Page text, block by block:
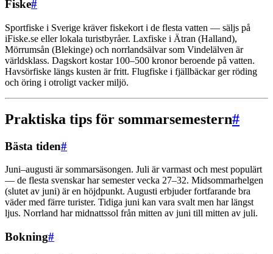
Fiske#
Sportfiske i Sverige kräver fiskekort i de flesta vatten — säljs på
iFiske.se eller lokala turistbyråer. Laxfiske i Ätran (Halland),
Mörrumsån (Blekinge) och norrlandsälvar som Vindelälven är
världsklass. Dagskort kostar 100–500 kronor beroende på vatten.
Havsörfiske längs kusten är fritt. Flugfiske i fjällbäckar ger röding
och öring i otroligt vacker miljö.
Praktiska tips för sommarsemestern#
Bästa tiden#
Juni–augusti är sommarsäsongen. Juli är varmast och mest populärt
— de flesta svenskar har semester vecka 27–32. Midsommarhelgen
(slutet av juni) är en höjdpunkt. Augusti erbjuder fortfarande bra
väder med färre turister. Tidiga juni kan vara svalt men har längst
ljus. Norrland har midnattssol från mitten av juni till mitten av juli.
Bokning#